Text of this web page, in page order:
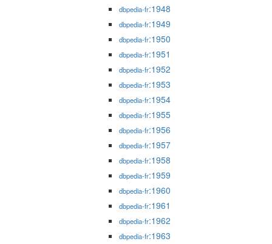
dbpedia-fr:1948
dbpedia-fr:1949
dbpedia-fr:1950
dbpedia-fr:1951
dbpedia-fr:1952
dbpedia-fr:1953
dbpedia-fr:1954
dbpedia-fr:1955
dbpedia-fr:1956
dbpedia-fr:1957
dbpedia-fr:1958
dbpedia-fr:1959
dbpedia-fr:1960
dbpedia-fr:1961
dbpedia-fr:1962
dbpedia-fr:1963